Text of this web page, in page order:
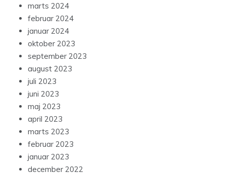
marts 2024
februar 2024
januar 2024
oktober 2023
september 2023
august 2023
juli 2023
juni 2023
maj 2023
april 2023
marts 2023
februar 2023
januar 2023
december 2022